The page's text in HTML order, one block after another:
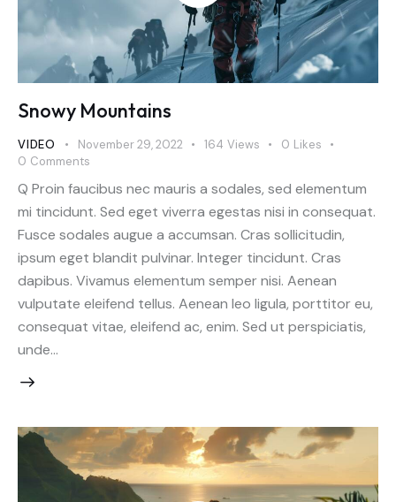
Snowy Mountains
VIDEO November 29, 2022 164 Views 0 Likes
0 Comments
Q Proin faucibus nec mauris a sodales, sed elementum
mi tincidunt. Sed eget viverra egestas nisi in consequat.
Fusce sodales augue a accumsan. Cras sollicitudin,
ipsum eget blandit pulvinar. Integer tincidunt. Cras
dapibus. Vivamus elementum semper nisi. Aenean
vulputate eleifend tellus. Aenean leo ligula, porttitor eu,
consequat vitae, eleifend ac, enim. Sed ut perspiciatis,
unde…